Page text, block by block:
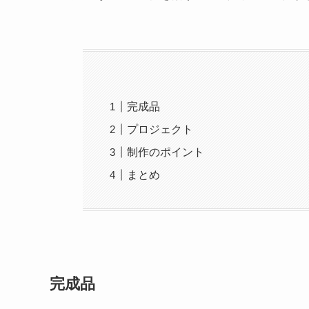
完成品
プロジェクト
制作のポイント
まとめ
完成品